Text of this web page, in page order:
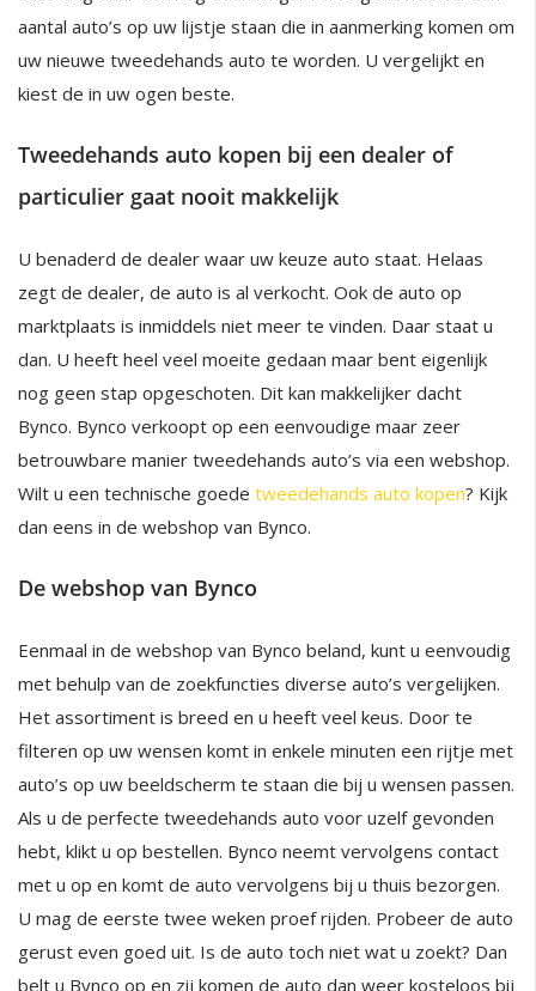
aantal auto’s op uw lijstje staan die in aanmerking komen om
uw nieuwe tweedehands auto te worden. U vergelijkt en
kiest de in uw ogen beste.
Tweedehands auto kopen bij een dealer of
particulier gaat nooit makkelijk
U benaderd de dealer waar uw keuze auto staat. Helaas
zegt de dealer, de auto is al verkocht. Ook de auto op
marktplaats is inmiddels niet meer te vinden. Daar staat u
dan. U heeft heel veel moeite gedaan maar bent eigenlijk
nog geen stap opgeschoten. Dit kan makkelijker dacht
Bynco. Bynco verkoopt op een eenvoudige maar zeer
betrouwbare manier tweedehands auto’s via een webshop.
Wilt u een technische goede tweedehands auto kopen? Kijk
dan eens in de webshop van Bynco.
De webshop van Bynco
Eenmaal in de webshop van Bynco beland, kunt u eenvoudig
met behulp van de zoekfuncties diverse auto’s vergelijken.
Het assortiment is breed en u heeft veel keus. Door te
filteren op uw wensen komt in enkele minuten een rijtje met
auto’s op uw beeldscherm te staan die bij u wensen passen.
Als u de perfecte tweedehands auto voor uzelf gevonden
hebt, klikt u op bestellen. Bynco neemt vervolgens contact
met u op en komt de auto vervolgens bij u thuis bezorgen.
U mag de eerste twee weken proef rijden. Probeer de auto
gerust even goed uit. Is de auto toch niet wat u zoekt? Dan
belt u Bynco op en zij komen de auto dan weer kosteloos bij